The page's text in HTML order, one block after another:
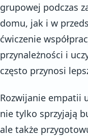
grupowej podczas
domu, jak i w
ćwiczenie
przynależności i
często przynosi
Rozwijanie empatii
nie tylko sprzyjają
ale także